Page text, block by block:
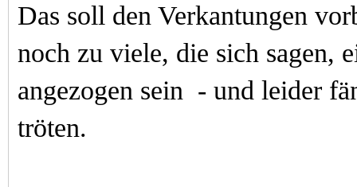
Das soll den Verkantungen
noch zu viele, die sich sagen,
angezogen sein - und leider
tröten.